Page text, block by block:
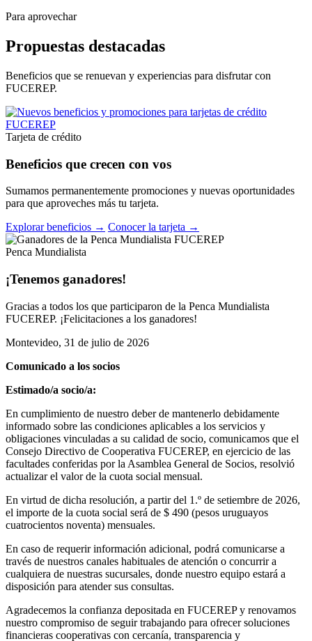
Para aprovechar
Propuestas destacadas
Beneficios que se renuevan y experiencias para disfrutar con
FUCEREP.
Tarjeta de crédito
Beneficios que crecen con vos
Sumamos permanentemente promociones y nuevas oportunidades
para que aproveches más tu tarjeta.
Explorar beneficios → Conocer la tarjeta →
Penca Mundialista
¡Tenemos ganadores!
Gracias a todos los que participaron de la Penca Mundialista
FUCEREP. ¡Felicitaciones a los ganadores!
Montevideo, 31 de julio de 2026
Comunicado a los socios
Estimado/a socio/a:
En cumplimiento de nuestro deber de mantenerlo debidamente
informado sobre las condiciones aplicables a los servicios y
obligaciones vinculadas a su calidad de socio, comunicamos que el
Consejo Directivo de Cooperativa FUCEREP, en ejercicio de las
facultades conferidas por la Asamblea General de Socios, resolvió
actualizar el valor de la cuota social mensual.
En virtud de dicha resolución, a partir del 1.º de setiembre de 2026,
el importe de la cuota social será de $ 490 (pesos uruguayos
cuatrocientos noventa) mensuales.
En caso de requerir información adicional, podrá comunicarse a
través de nuestros canales habituales de atención o concurrir a
cualquiera de nuestras sucursales, donde nuestro equipo estará a
disposición para atender sus consultas.
Agradecemos la confianza depositada en FUCEREP y renovamos
nuestro compromiso de seguir trabajando para ofrecer soluciones
financieras cooperativas con cercanía, transparencia y